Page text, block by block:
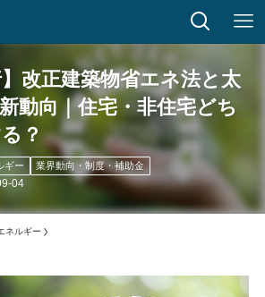
】改正建築物省エネ法と太
動向｜住宅・非住宅どち
？
ギー 業界動向・制度・補助金
04
ネルギー